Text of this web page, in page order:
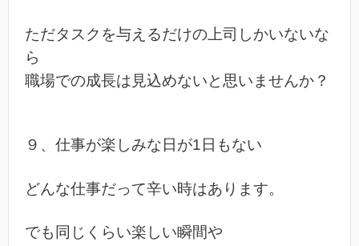
ただタスクを与えるだけの上司しかいないな
ら
職場での成長は見込めないと思いませんか？
９、仕事が楽しみな日が1日もない
どんな仕事だって辛い時はあります。
でも同じくらい楽しい瞬間や